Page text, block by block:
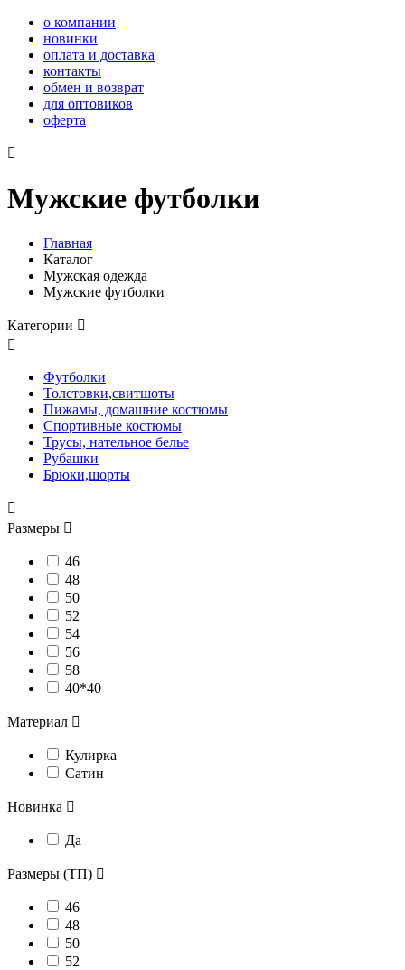
о компании
новинки
оплата и доставка
контакты
обмен и возврат
для оптовиков
оферта

Мужские футболки
Главная
Каталог
Мужская одежда
Мужские футболки
Категории 

Футболки
Толстовки,свитшоты
Пижамы, домашние костюмы
Спортивные костюмы
Трусы, нательное белье
Рубашки
Брюки,шорты

Размеры 
46
48
50
52
54
56
58
40*40
Материал 
Кулирка
Сатин
Новинка 
Да
Размеры (ТП) 
46
48
50
52